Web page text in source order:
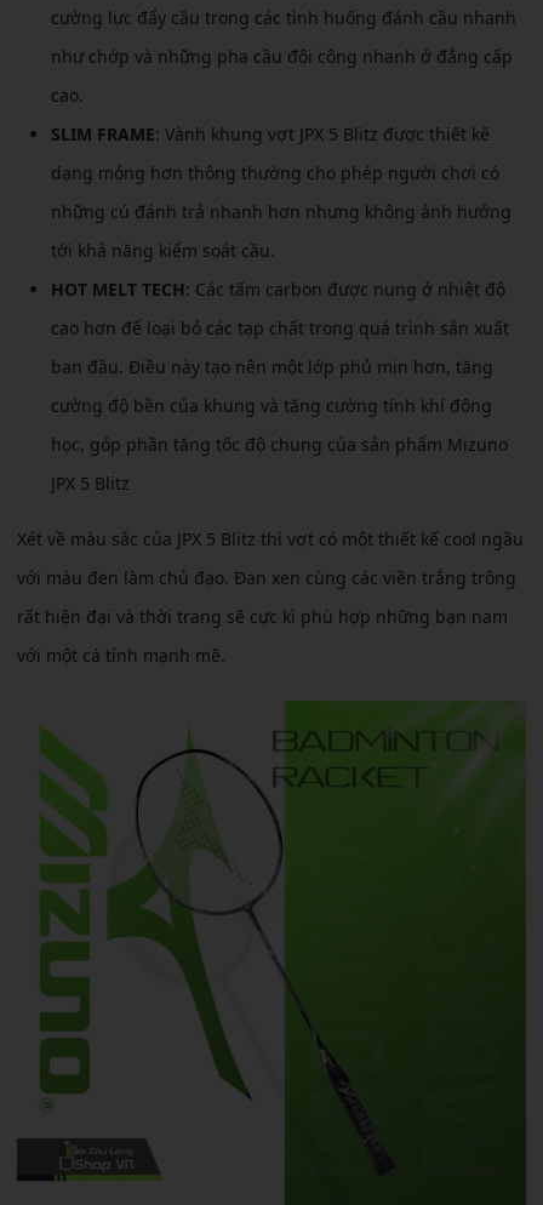
cường lực đẩy cầu trong các tình huống đánh cầu nhanh
như chớp và những pha cầu đôi công nhanh ở đẳng cấp
cao.
SLIM FRAME: Vành khung vợt JPX 5 Blitz được thiết kế
dạng mỏng hơn thông thường cho phép người chơi có
những cú đánh trả nhanh hơn nhưng không ảnh hưởng
tới khả năng kiểm soát cầu.
HOT MELT TECH: Các tấm carbon được nung ở nhiệt độ
cao hơn để loại bỏ các tạp chất trong quá trình sản xuất
ban đầu. Điều này tạo nên một lớp phủ mịn hơn, tăng
cường độ bền của khung và tăng cường tính khí động
học, góp phần tăng tốc độ chung của sản phẩm Mizuno
JPX 5 Blitz
Xét về màu sắc của JPX 5 Blitz thì vợt có một thiết kế cool ngầu
với màu đen làm chủ đạo. Đan xen cùng các viền trắng trông
rất hiện đại và thời trang sẽ cực kì phù hợp những bạn nam
với một cá tính mạnh mẽ.